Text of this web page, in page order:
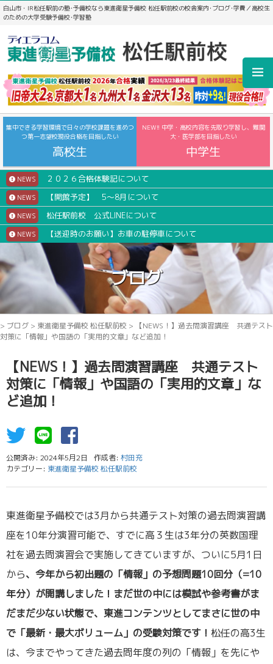
白山市・IR松任駅前の塾･予備校なら東進衛星予備校 松任駅前校の校舎案内･ブログ･学費／高校生
のための大学受験予備校･学習塾
集中できる学習環境で日々の学校課題を進めつ
つ第一志望校現役合格を目指したい
高校生
NEW!! 中学・高校内容を先取り学習し、難関
大・医学部を目指したい
中学生
NEWS ２０２６合格体験記について
NEWS 【開館予定】 5～8月について
NEWS 松任駅前校 公式LINEについて
NEWS 【送迎時のお願い】お車の駐停車について
ブログ
> ブログ > 東進衛星予備校 松任駅前校 >
【NEWS！】過去問演習講座 共通テスト
対策に「情報」や国語の「実用的文章」など追加！
【NEWS！】過去問演習講座 共通テスト
対策に「情報」や国語の「実用的文章」な
ど追加！
公開済み: 2024年5月2日 作成者: 村田充
カテゴリー: 東進衛星予備校 松任駅前校
東進衛星予備校では3月から共通テスト対策の過去問演習講
座を10年分演習可能で、すでに高３生は3年分の英数国理
社を過去問演習会で実施してきていますが、ついに5月1日
から、今年から初出題の「情報」の予想問題10回分（=10
年分）が開講しました！まだ世の中には模試や参考書がま
だまだ少ない状態で、東進コンテンツとしてまさに世の中
で「最新・最大ボリューム」の受験対策です！ 松任の高3生
は、今までやってきた過去問年度の列の「情報」を先にや